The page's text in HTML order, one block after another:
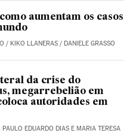
aumentam os casos
/ KIKO LLANERAS / DANIELE GRASSO
da crise do
megarrebelião em
autoridades em
EDUARDO DIAS E MARIA TERESA